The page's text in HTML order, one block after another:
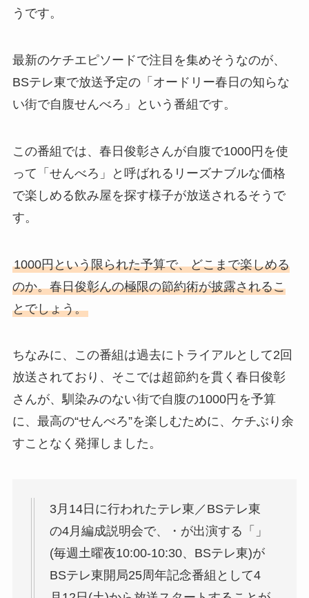
うです。
最新のケチエピソードで注目を集めそうなのが、
BSテレ東で放送予定の「オードリー春日の知らな
い街で自腹せんべろ」という番組です。
この番組では、春日俊彰さんが自腹で1000円を使
って「せんべろ」と呼ばれるリーズナブルな価格
で楽しめる飲み屋を探す様子が放送されるそうで
す。
1000円という限られた予算で、どこまで楽しめる
のか。春日俊彰んの極限の節約術が披露されるこ
とでしょう。
ちなみに、この番組は過去にトライアルとして2回
放送されており、そこでは超節約を貫く春日俊彰
さんが、馴染みのない街で自腹の1000円を予算
に、最高の“せんべろ”を楽しむために、ケチぶり余
すことなく発揮しました。
3月14日に行われたテレ東／BSテレ東
の4月編成説明会で、・が出演する「」
(毎週土曜夜10:00-10:30、BSテレ東)が
BSテレ東開局25周年記念番組として4